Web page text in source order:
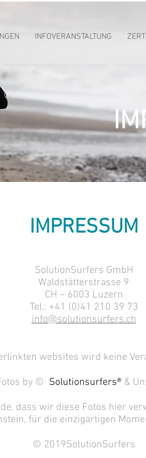
INFOVERANSTALTUNG
IMPRESSUM
SolutionSurfers GmbH
Waldstätterstrasse 9
CH – 6003 Luzern
Tel.: +41 (0)41 210 39 73
info@solutionsurfers.ch
websites wird keine
by © Solutionsurfers® &
dass wir diese Fotos hier
für die einzigartigen
© 2019SolutionSurfers